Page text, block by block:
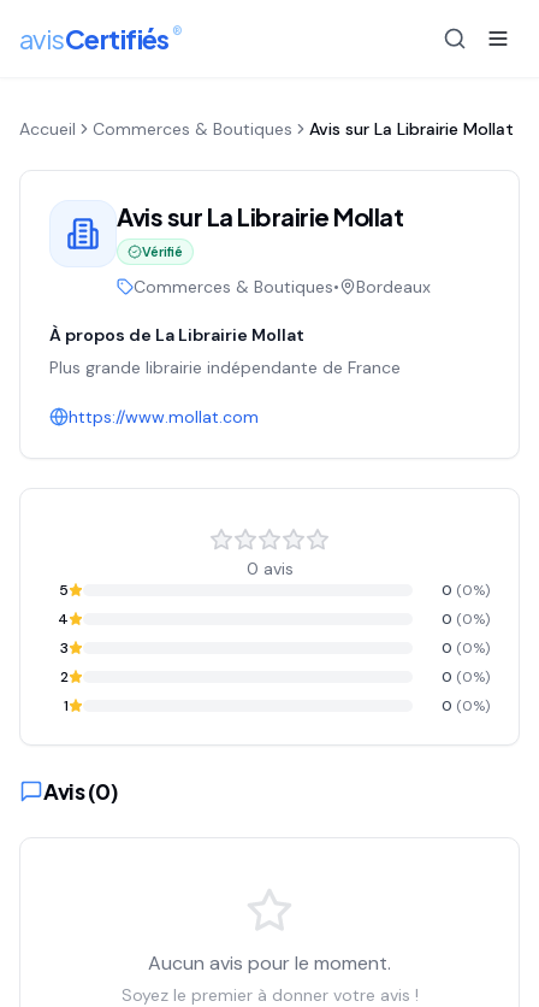
avisCertifiés ®
Accueil Commerces & Boutiques Avis sur La Librairie Mollat
Avis sur La Librairie Mollat
Vérifié
Commerces & Boutiques• Bordeaux
À propos de La Librairie Mollat
Plus grande librairie indépendante de France
https://www.mollat.com
0 avis
5 0 (0%)
4
0 (0%)
3
0 (0%)
2
0 (0%)
1
0 (0%)
Avis (0)
Aucun avis pour le moment.
Soyez le premier à donner votre avis !